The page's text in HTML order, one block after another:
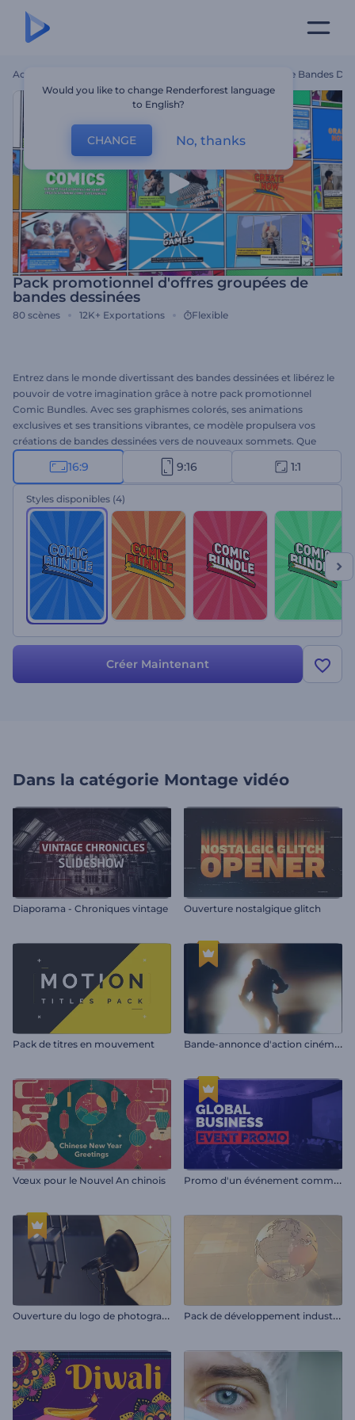
Accueil Pack Promotionnel D'offres Groupées De Bandes
Pack promotionnel d'offres groupées de
bandes dessinées
80 scènes 12K+ Exportations Flexible
Entrez dans le monde divertissant des bandes dessinées et libérez le
pouvoir de votre imagination grâce à notre pack promotionnel
Comic Bundles. Avec ses graphismes colorés, ses animations
exclusives et ses transitions vibrantes, ce modèle propulsera vos
créations de bandes dessinées vers de nouveaux sommets. Que
vous soyez un conteur professionnel ou un nouveau venu
passionné, ce modèle convivial facilite la création de votre scénario
unique. Sélectionnez les scènes qui correspondent à vos idées,
tapez vos textes et finalisez votre vidéo avec une musique
entraînante et votre voix off. Suscitez l'intérêt de votre public et
faites en sorte qu'il attende avec impatience votre prochaine sortie
grâce à des promotions qui font le buzz. Essayez dès maintenant !
16:9 9:16 1:1
Styles disponibles (4)
Créer Maintenant
Dans la catégorie Montage vidéo
Diaporama - Chroniques vintage Ouverture nostalgique glitch
Pack de titres en mouvement B
ande-annonce d'action cinématographique
Vœux pour le Nouvel An chinois P
romo d'un événement commercial mondial
O
uverture du logo de photographe P
ack de développement industriel
Would you like to change Renderforest language
to English?
CHANGE No, thanks